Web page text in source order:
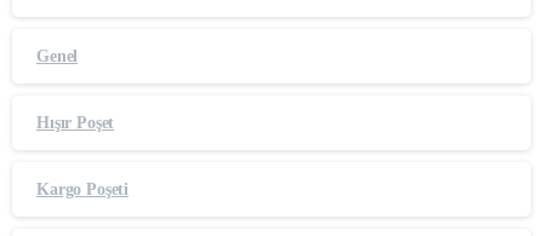
Genel
Hışır Poşet
Kargo Poşeti